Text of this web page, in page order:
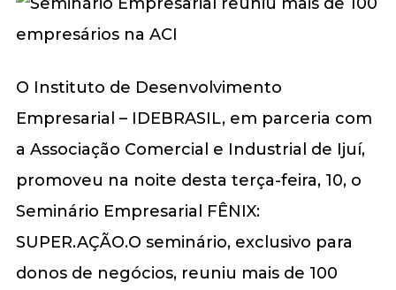
O Instituto de Desenvolvimento
Empresarial – IDEBRASIL, em parceria com
a Associação Comercial e Industrial de Ijuí,
promoveu na noite desta terça-feira, 10, o
Seminário Empresarial FÊNIX:
SUPER.AÇÃO.O seminário, exclusivo para
donos de negócios, reuniu mais de 100